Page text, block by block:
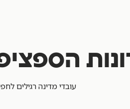
עובדי מדינה רגילים